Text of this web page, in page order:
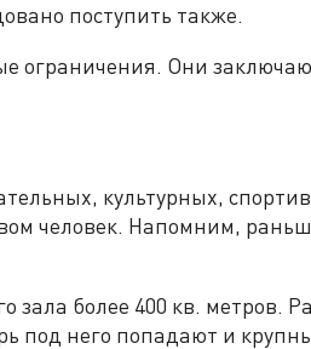
поступить также.
ограничения. Они
культурных,
человек. Напомним,
зала более 400 кв. метров.
под него попадают и